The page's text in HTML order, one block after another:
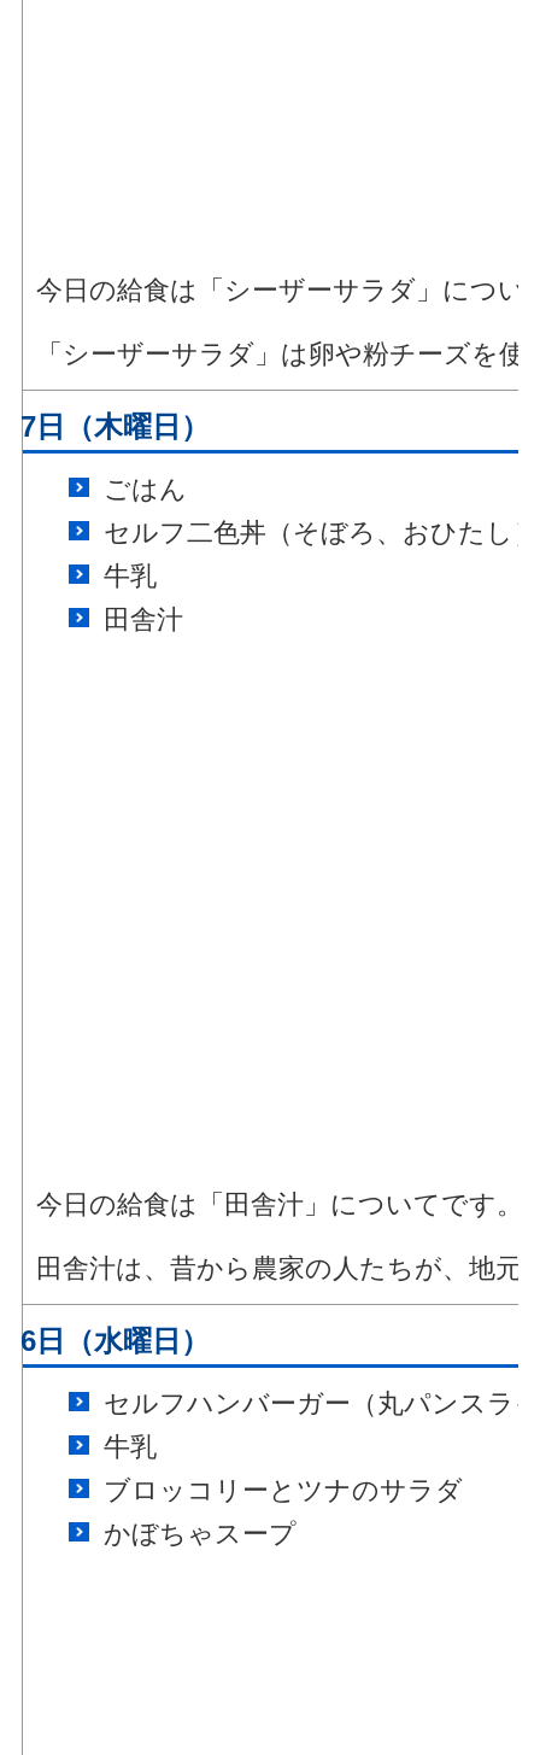
今日の給食は「シーザーサラダ」につい
「シーザーサラダ」は卵や粉チーズを
日（木曜日）
ごはん
セルフ二色丼（そぼろ、おひたし）
牛乳
田舎汁
今日の給食は「田舎汁」についてです。
田舎汁は、昔から農家の人たちが、地
日（水曜日）
セルフハンバーガー（丸パンスラ
牛乳
ブロッコリーとツナのサラダ
かぼちゃスープ